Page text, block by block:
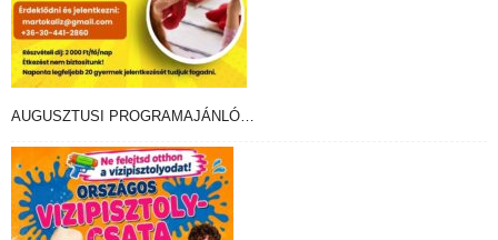
AUGUSZTUSI PROGRAMAJÁNLÓ…